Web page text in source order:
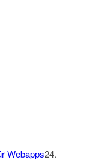
Webapps24.